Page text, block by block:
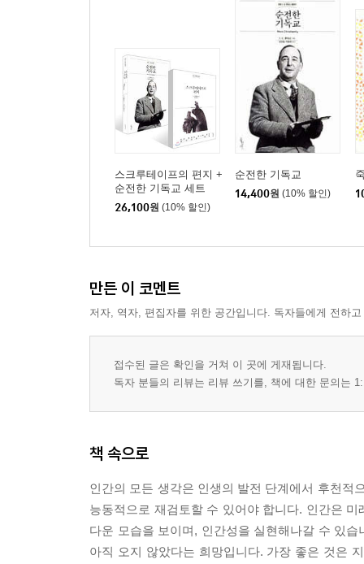
스크루테이프의 편지 +
순전한 기독교 세트
26,100원 (10% 할인)
순전한 기독교
14,400원 (10% 할인)
만든 이 코멘트
저자, 역자, 편집자를 위한 공간입니다. 독자들에게 전하
접수된 글은 확인을 거쳐 이 곳에 게재됩니다.
독자 분들의 리뷰는 리뷰 쓰기를, 책에 대한 문의는
책 속으로
인간의 모든 생각은 인생의 발전 단계에서 후천적
능동적으로 재검토할 수 있어야 합니다. 인간은
다운 모습을 보이며, 인간성을 실현해나갈 수 있
아직 오지 않았다는 희망입니다. 가장 좋은 것은